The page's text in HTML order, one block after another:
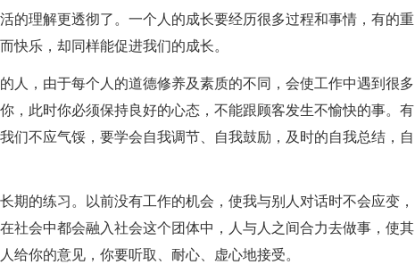
的理解更透彻了。一个人的成长要经历很多过程和事情，有的重
快乐，却同样能促进我们的成长。
人，由于每个人的道德修养及素质的不同，会使工作中遇到很多
，此时你必须保持良好的心态，不能跟顾客发生不愉快的事。有
们不应气馁，要学会自我调节、自我鼓励，及时的自我总结，自
期的练习。以前没有工作的机会，使我与别人对话时不会应变，
社会中都会融入社会这个团体中，人与人之间合力去做事，使其
给你的意见，你要听取、耐心、虚心地接受。